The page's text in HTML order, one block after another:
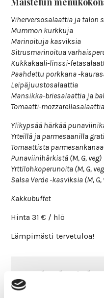
Viher­vers­osa­laattia ja talon
Mummon kurk­kuja
Mari­noi­tuja kas­viksia
Sit­rus­ma­ri­noitua
Kuk­ka­kaali-linssi-
Paah­dettu pork­kana
Lei­pä­juus­to­sa­laattia
Man­sikka-brie­sa­laattia ja
Tomaatti-
Yli­kypsää härkää
Yrteillä ja par­me­saa­nilla
Tomaat­tista par­me­san­kanaa
Puna­vii­ni­här­kistä (M, G, veg)
Yrt­ti­loh­ko­pe­ru­noita (M, G,
Salsa Verde ‑kas­viksia (M, G,
Kak­ku­buffet
Hinta 31 € / hlö
Läm­pi­mästi ter­ve­tuloa!
Haluatko
tapahtuu